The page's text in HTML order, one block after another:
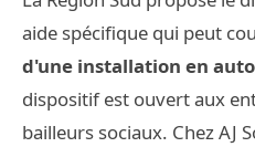
aide spécifique qui peut
d'une installation en
dispositif est ouvert aux
bailleurs sociaux. Chez AJ